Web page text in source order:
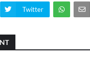
Twitter